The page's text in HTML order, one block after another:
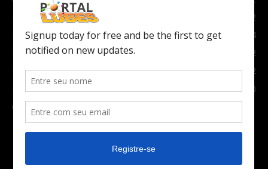
Notícias
1852
Indústria
1024
Moto
972
Economia
672
Newsletter
630
Carros Verdes e Novas tecnologias automotivas